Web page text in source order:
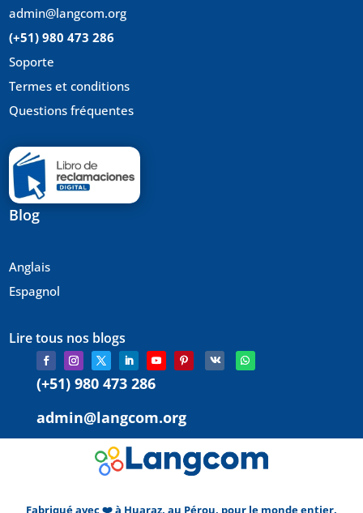
admin@langcom.org
(+51) 980 473 286
Soporte
Termes et conditions
Questions fréquentes
Blog
Anglais
Espagnol
Lire tous nos blogs
(+51) 980 473 286
admin@langcom.org
Fabriqué avec ❤️ à Huaraz, au Pérou, pour le monde entier.